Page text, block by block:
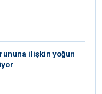
ilişkin yoğun